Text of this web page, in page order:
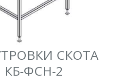
СКОТА
ФСН-2